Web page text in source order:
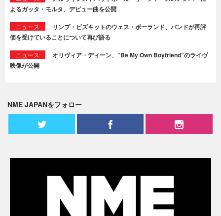
よるガッタ・モルタ、デビュー曲を公開
ニュース
リンプ・ビズキットのウェス・ボーランド、バンドが再評
価を受けていることについて再び語る
ニュース
オリヴィア・ディーン、“Be My Own Boyfriend”のライヴ
映像が公開
NME JAPANをフォロー